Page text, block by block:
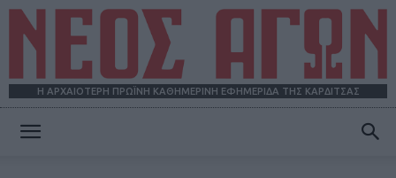
Η ΑΡΧΑΙΟΤΕΡΗ ΠΡΩΪΝΗ ΚΑΘΗΜΕΡΙΝΗ ΕΦΗΜΕΡΙΔΑ ΤΗΣ ΚΑΡΔΙΤΣΑΣ